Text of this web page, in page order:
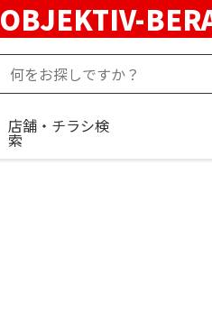
OBJEKTIV-
店舗・チラシ検
索